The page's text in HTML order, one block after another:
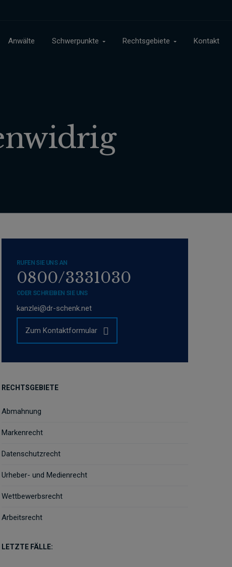
Anwälte Schwerpunkte Rechtsgebiete Kontakt
RUFEN SIE UNS AN
0800/3331030
ODER SCHREIBEN SIE UNS
kanzlei@dr-schenk.net
Zum Kontaktformular
RECHTSGEBIETE
Abmahnung
Markenrecht
Datenschutzrecht
Urheber- und Medienrecht
Wettbewerbsrecht
Arbeitsrecht
LETZTE FÄLLE: